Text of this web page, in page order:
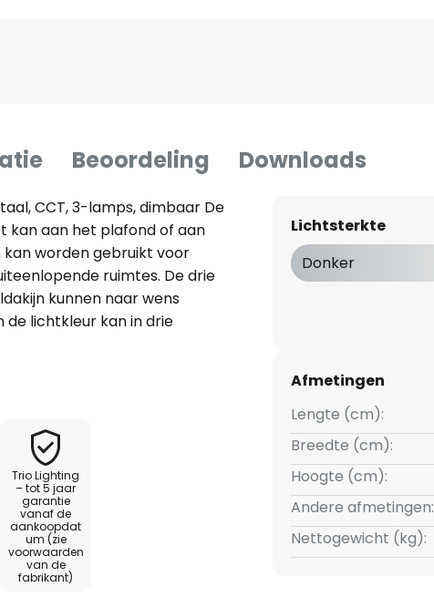
Beoordeling Downloads
CCT, 3-lamps, dimbaar De
kan aan het plafond of aan
worden gebruikt voor
ruimtes. De drie
kunnen naar wens
de lichtkleur kan in drie
schakelaar meerdere
omgeschakeld naar
25 %, uit).
Trio Lighting
– tot 5 jaar
garantie
vanaf de
aankoopdat
um (zie
voorwaarden
van de
fabrikant)
Lichtsterkte
Donker
Afmetingen
Lengte (cm):
Breedte (cm):
Hoogte (cm):
Andere afmetingen:
Nettogewicht (kg):